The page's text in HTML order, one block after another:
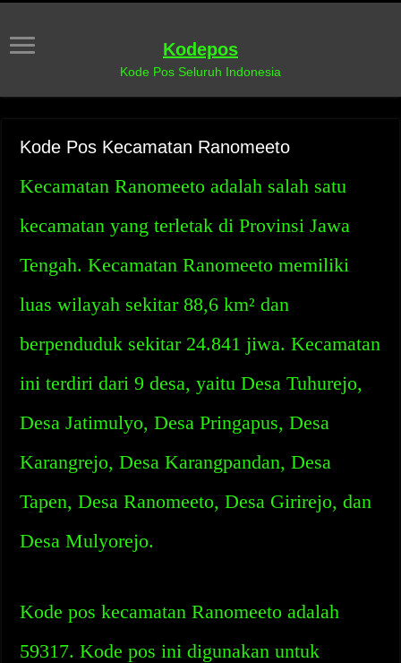
Kodepos
Kode Pos Seluruh Indonesia
Kode Pos Kecamatan Ranomeeto
Kecamatan Ranomeeto adalah salah satu
kecamatan yang terletak di Provinsi Jawa
Tengah. Kecamatan Ranomeeto memiliki
luas wilayah sekitar 88,6 km² dan
berpenduduk sekitar 24.841 jiwa. Kecamatan
ini terdiri dari 9 desa, yaitu Desa Tuhurejo,
Desa Jatimulyo, Desa Pringapus, Desa
Karangrejo, Desa Karangpandan, Desa
Tapen, Desa Ranomeeto, Desa Girirejo, dan
Desa Mulyorejo.
Kode pos kecamatan Ranomeeto adalah
59317. Kode pos ini digunakan untuk